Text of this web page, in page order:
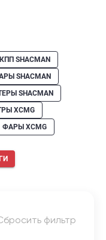
КПП SHACMAN
SHACMAN
SHACMAN
XCMG
ФАРЫ XCMG
фильтр